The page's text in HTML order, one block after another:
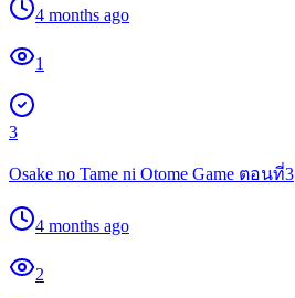
4 months ago
1
3
Osake no Tame ni Otome Game ตอนที่3
4 months ago
2